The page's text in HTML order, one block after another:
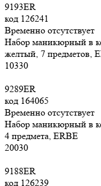
9193ER
код 126241
Временно отсутствует
Набор маникюрный в
желтый, 7 предметов,
10330
9289ER
код 164065
Временно отсутствует
Набор маникюрный в
4 предмета, ERBE
20030
9188ER
код 126239